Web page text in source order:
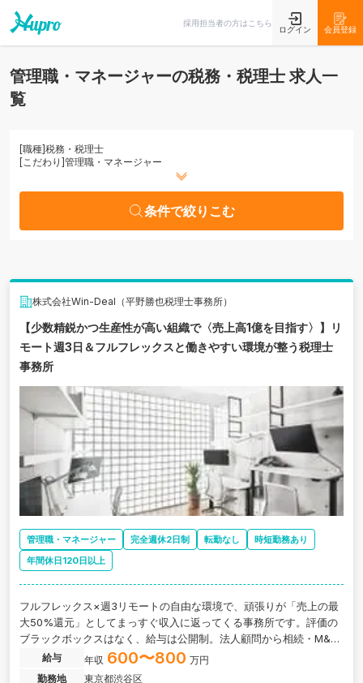
採用担当者の方はこちら
ログイン 会員登録
管理職・マネージャーの税務・税理士 求人一
覧
[職種]税務・税理士
[こだわり]管理職・マネージャー
条件で絞りこむ
株式会社Win-Deal（平野勝也税理士事務所）
【少数精鋭かつ生産性が高い組織で〈売上高1億を目指す〉】リ
モート週3日＆フルフレックスと働きやすい環境が整う税理士
事務所
管理職・マネージャー 完全週休2日制 転勤なし
時短勤務あり
年間休日120日以上
フルフレックス×週3リモートの自由な環境で、頑張りが「売上の最
大50%還元」としてまっすぐ収入に返ってくる事務所です。評価の
ブラックボックスはなく、給与は公開制。法人顧問から相続・M&A
まで、自分の裁量で一連の業務を自己完結できる方をお迎えしま
す。
給与 年収 600〜800 万円
勤務地
東京都渋谷区